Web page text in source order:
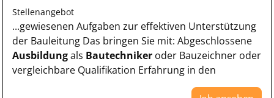
Stellenangebot
...gewiesenen Aufgaben zur effektiven Unterstützung
der Bauleitung Das bringen Sie mit: Abgeschlossene
Ausbildungals Bautechniker oder Bauzeichner oder
vergleichbare Qualifikation Erfahrung in den